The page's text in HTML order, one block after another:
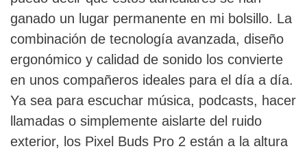
ganado un lugar permanente en mi bolsillo. La
combinación de tecnología avanzada, diseño
ergonómico y calidad de sonido los convierte
en unos compañeros ideales para el día a día.
Ya sea para escuchar música, podcasts, hacer
llamadas o simplemente aislarte del ruido
exterior, los Pixel Buds Pro 2 están a la altura